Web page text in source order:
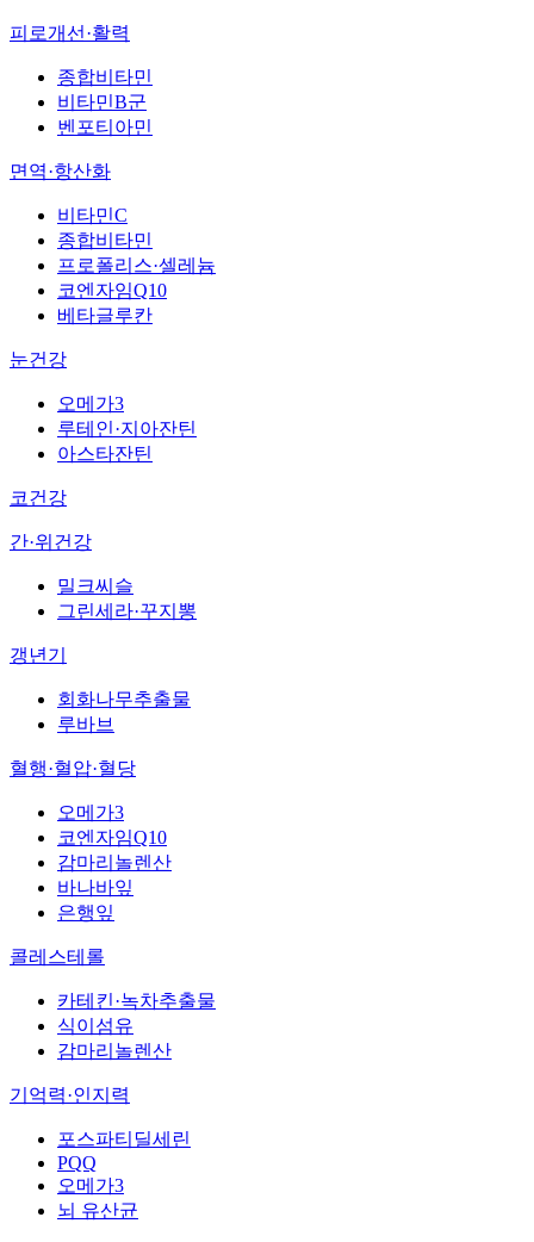
피로개선·활력
종합비타민
비타민B군
벤포티아민
면역·항산화
비타민C
종합비타민
프로폴리스·셀레늄
코엔자임Q10
베타글루칸
눈건강
오메가3
루테인·지아잔틴
아스타잔틴
코건강
간·위건강
밀크씨슬
그린세라·꾸지뽕
갱년기
회화나무추출물
루바브
혈행·혈압·혈당
오메가3
코엔자임Q10
감마리놀렌산
바나바잎
은행잎
콜레스테롤
카테킨·녹차추출물
식이섬유
감마리놀렌산
기억력·인지력
포스파티딜세린
PQQ
오메가3
뇌 유산균